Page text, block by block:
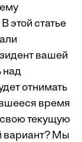
этой статье
вашей
над
отнимать
время
свою текущую
вариант? Мы